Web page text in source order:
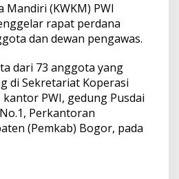
Mandiri (KWKM) PWI
rapat perdana
dan dewan pengawas.
dari 73 anggota yang
di Sekretariat Koperasi
PWI, gedung Pusdai
Perkantoran
(Pemkab) Bogor, pada